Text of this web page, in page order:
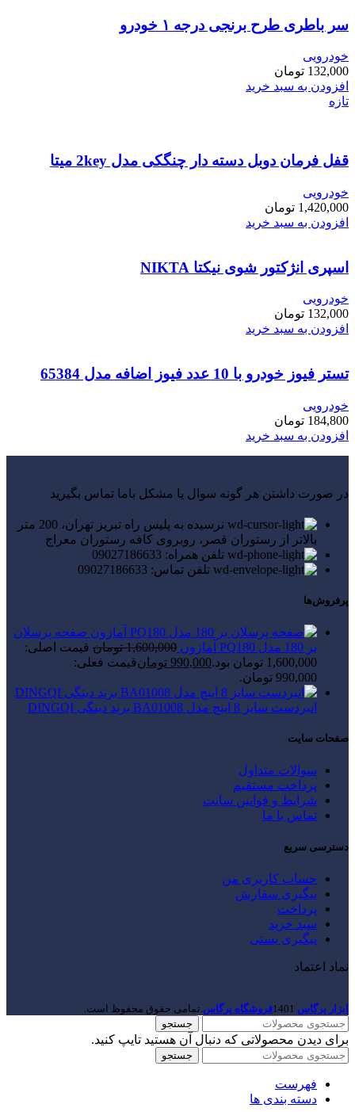
سر باطری طرح برنجی درجه ۱ خودرو
خودرویی
132,000 تومان
افزودن به سبد خرید
تازه
قفل فرمان دوبل دسته دار چنگکی مدل 2key میتا
خودرویی
1,420,000 تومان
افزودن به سبد خرید
اسپری انژکتور شوی نیکتا NIKTA
خودرویی
132,000 تومان
افزودن به سبد خرید
تستر فیوز خودرو با 10 عدد فیوز اضافه مدل 65384
خودرویی
184,800 تومان
افزودن به سبد خرید
در صورت داشتن هر گونه سوال یا مشکل باما تماس بگیرید
نرسیده به پلیس راه تبریز تهران، 200 متر
بالاتر از رستوران قصر، روبروی کافه رستوران معراج
تلفن همراه: 09027186633
تلفن تماس: 09027186633
پرفروش‌ها
صفحه پرسلان
بر 180 مدل PQ180 آمازون
1,600,000 تومان قیمت اصلی:
1,600,000 تومان بود.
990,000 تومانقیمت فعلی:
990,000 تومان.
انبردست سایز 8 اینچ مدل BA01008 برند دینگی DINGQI
صفحات سایت
سوالات متداول
پرداخت مستقیم
شرایط و قوانین سایت
تماس با ما
دسترسی سریع
حساب کاربری من
پیگیری سفارش
پرداخت
سبد خرید
پیگیری پستی
نماد اعتماد
ابزار پرگاس 1401فروشگاه پرگاس .تمامی حقوق محفوظ است.
جستجو
برای دیدن محصولاتی که دنبال آن هستید تایپ کنید.
جستجو
فهرست
دسته بندی ها